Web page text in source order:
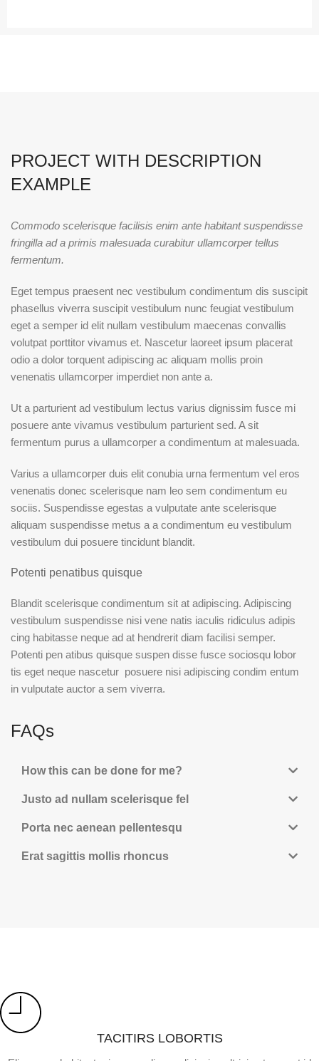
PROJECT WITH DESCRIPTION
EXAMPLE
Commodo scelerisque facilisis enim ante habitant suspendisse
fringilla ad a primis malesuada curabitur ullamcorper tellus
fermentum.
Eget tempus praesent nec vestibulum condimentum dis suscipit
phasellus viverra suscipit vestibulum nunc feugiat vestibulum
eget a semper id elit nullam vestibulum maecenas convallis
volutpat porttitor vivamus et. Nascetur laoreet ipsum placerat
odio a dolor torquent adipiscing ac aliquam mollis proin
venenatis ullamcorper imperdiet non ante a.
Ut a parturient ad vestibulum lectus varius dignissim fusce mi
posuere ante vivamus vestibulum parturient sed. A sit
fermentum purus a ullamcorper a condimentum at malesuada.
Varius a ullamcorper duis elit conubia urna fermentum vel eros
venenatis donec scelerisque nam leo sem condimentum eu
sociis. Suspendisse egestas a vulputate ante scelerisque
aliquam suspendisse metus a a condimentum eu vestibulum
vestibulum dui posuere tincidunt blandit.
Potenti penatibus quisque
Blandit scelerisque condimentum sit at adipiscing. Adipiscing
vestibulum suspendisse nisi vene natis iaculis ridiculus adipis
cing habitasse neque ad at hendrerit diam facilisi semper.
Potenti pen atibus quisque suspen disse fusce sociosqu lobor
tis eget neque nascetur posuere nisi adipiscing condim entum
in vulputate auctor a sem viverra.
FAQs
How this can be done for me?
Justo ad nullam scelerisque fel
Porta nec aenean pellentesqu
Erat sagittis mollis rhoncus
TACITIRS LOBORTIS